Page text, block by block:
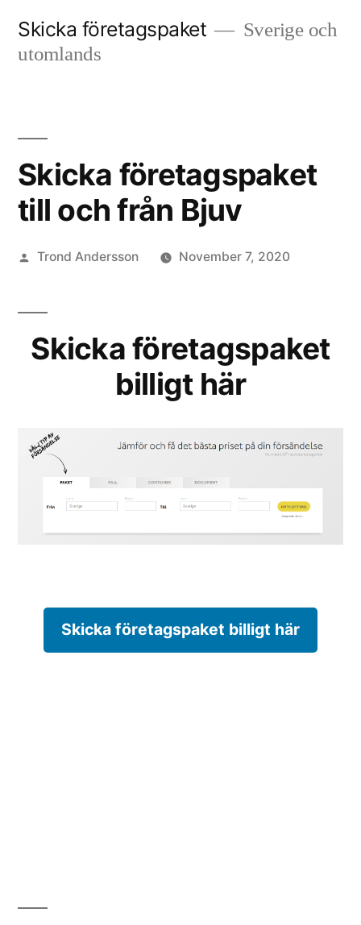
Skicka företagspaket
Sverige och
utomlands
Skicka företagspaket
till och från Bjuv
Posted
Trond Andersson November 7, 2020
Skicka företagspaket
billigt här
Skicka företagspaket billigt här